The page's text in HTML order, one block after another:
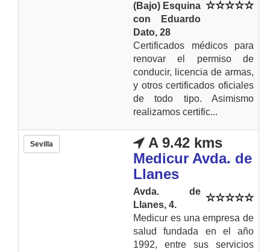
(Bajo) Esquina
con Eduardo
Dato, 28
Certificados médicos para
renovar el permiso de
conducir, licencia de armas,
y otros certificados oficiales
de todo tipo. Asimismo
realizamos certific...
Sevilla
A 9.42 kms
Medicur Avda. de
Llanes
Avda. de
Llanes, 4.
Medicur es una empresa de
salud fundada en el año
1992, entre sus servicios